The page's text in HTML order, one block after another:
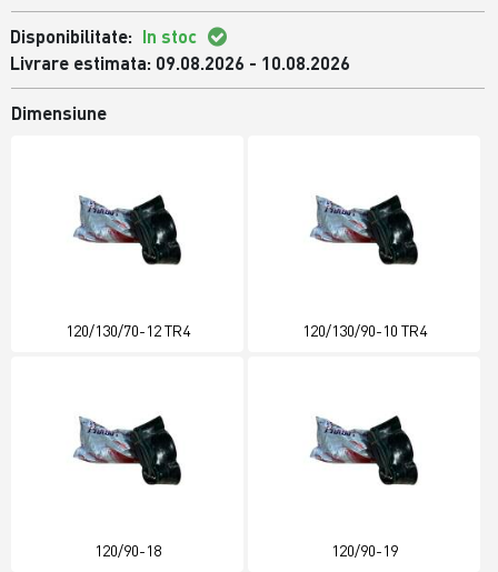
Disponibilitate: In stoc
Livrare estimata: 09.08.2026 - 10.08.2026
Dimensiune
120/130/70-12 TR4 120/130/90-10 TR4
120/90-18 120/90-19